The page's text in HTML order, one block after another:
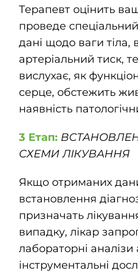
Терапевт оцінить
проведе
дані щодо ваги тіла,
артеріальний тиск,
вислухає, як
серце, обстежить
наявність
3 Етап:
СХЕМИ ЛІКУВАННЯ
Якщо отриманих
встановлення
призначать
випадку, лікар
лабораторні аналізи
інструментальні